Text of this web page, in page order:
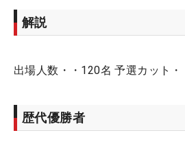
解説
出場人数・・120名 予選カット・
歴代優勝者